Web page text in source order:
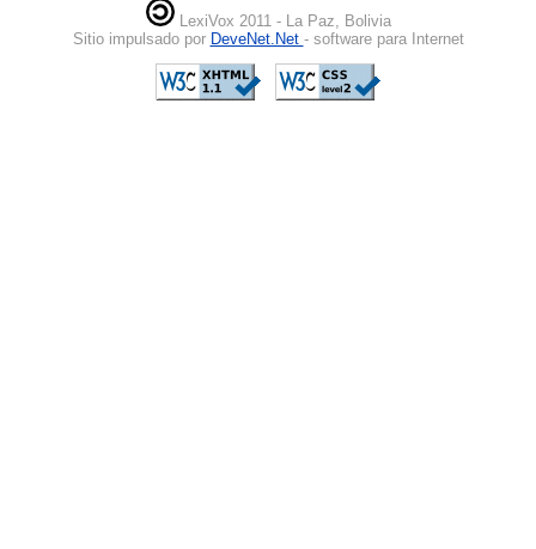
LexiVox 2011 - La Paz, Bolivia
Sitio impulsado por DeveNet.Net - software para Internet